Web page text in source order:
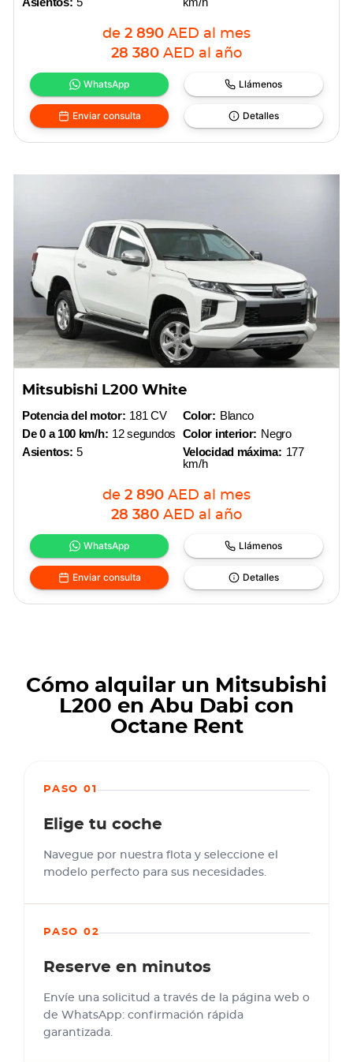
de 2 890 AED al mes
28 380 AED al año
WhatsApp Llámenos
Enviar consulta Detalles
Mitsubishi L200 White
Potencia del motor: 181 CV
De 0 a 100 km/h: 12 segundos
Asientos: 5
Color: Blanco
Color interior: Negro
Velocidad máxima: 177
km/h
de 2 890 AED al mes
28 380 AED al año
WhatsApp Llámenos
Enviar consulta Detalles
Cómo alquilar un Mitsubishi
L200 en Abu Dabi con
Octane Rent
PASO 01
Elige tu coche
Navegue por nuestra flota y seleccione el
modelo perfecto para sus necesidades.
PASO 02
Reserve en minutos
Envíe una solicitud a través de la página web o
de WhatsApp: confirmación rápida
garantizada.